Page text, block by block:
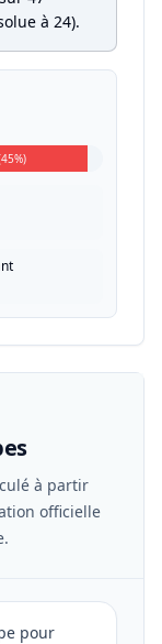
à 24).
à partir
officielle
pour